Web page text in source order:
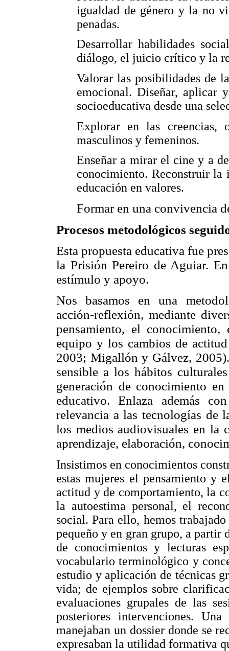
igualdad de género y la no
penadas.
Desarrollar habilidades
diálogo, el juicio crítico y la
Valorar las posibilidades de
emocional. Diseñar, aplicar
socioeducativa desde una
Explorar en las creencias,
masculinos y femeninos.
Enseñar a mirar el cine y a
conocimiento. Reconstruir la
educación en valores.
Formar en una convivencia
Procesos metodológicos
Esta propuesta educativa fue
la Prisión Pereiro de Aguiar.
estímulo y apoyo.
Nos basamos en una
acción-reflexión, mediante
pensamiento, el
equipo y los cambios de
2003; Migallón y Gálvez,
sensible a los hábitos
generación de conocimiento
educativo. Enlaza además
relevancia a las tecnologías
los medios audiovisuales en la
aprendizaje, elaboración,
Insistimos en conocimientos
estas mujeres el pensamiento
actitud y de comportamiento, la
la autoestima personal, el
social. Para ello, hemos
pequeño y en gran grupo, a partir
de conocimientos y lecturas
vocabulario terminológico y
estudio y aplicación de técnicas
vida; de ejemplos sobre
evaluaciones grupales de las
posteriores intervenciones.
manejaban un dossier donde se
expresaban la utilidad formativa